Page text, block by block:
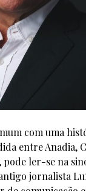
com uma
entre Anadia,
pode ler-se na
jornalista